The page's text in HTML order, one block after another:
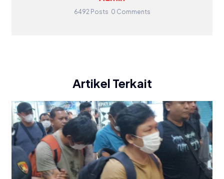
6492 Posts 0 Comments
Artikel Terkait